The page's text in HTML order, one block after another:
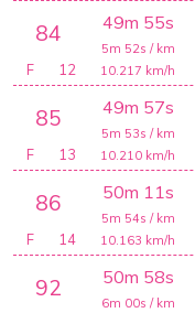
84 49m 55s
5m 52s / km
10.217 km/h
F 12
85 49m 57s
5m 53s / km
10.210 km/h
F 13
86 50m 11s
5m 54s / km
10.163 km/h
F 14
92 50m 58s
6m 00s / km